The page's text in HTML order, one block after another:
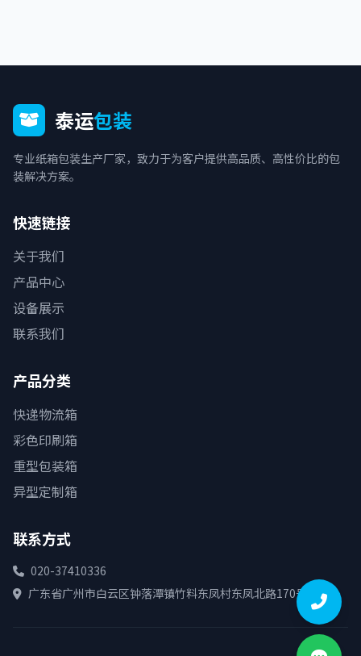
泰运包装
专业纸箱包装生产厂家，致力于为客户提供高品质、高性价比的包
装解决方案。
快速链接
关于我们
产品中心
设备展示
联系我们
产品分类
快递物流箱
彩色印刷箱
重型包装箱
异型定制箱
联系方式
020-37410336
广东省广州市白云区钟落潭镇竹料东凤村东凤北路170号